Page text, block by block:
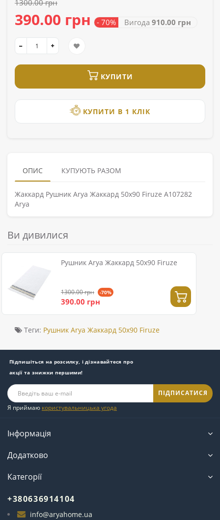
1300.00 грн
390.00 грн - 70% Вигода 910.00 грн
КУПИТИ
КУПИТИ В 1 КЛІК
ОПИС КУПУЮТЬ РАЗОМ
Жаккард Рушник Arya Жаккард 50x90 Firuze A107282
Arya
Ви дивилися
Рушник Arya Жаккард 50x90 Firuze
1300.00 грн -70%
390.00 грн
Теги: Рушник Arya Жаккард 50x90 Firuze
Підпишіться на розсилку, і дізнавайтеся про
акції та знижки першими!
ПІДПИСАТИСЯ
Я приймаю користувальницька угода
Інформація
Додатково
Категорії
+380636914104
info@aryahome.ua